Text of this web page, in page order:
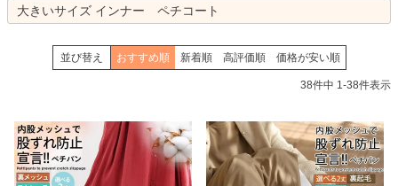
大きいサイズ インナー ペチコート
並び替え おすすめ順 新着順 高評価順 価格が安い順
38件中 1-38件表示